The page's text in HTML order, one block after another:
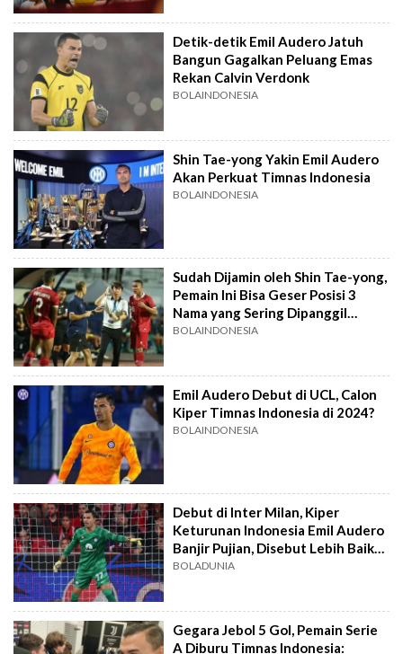
Detik-detik Emil Audero Jatuh
Bangun Gagalkan Peluang Emas
Rekan Calvin Verdonk
BOLAINDONESIA
Shin Tae-yong Yakin Emil Audero
Akan Perkuat Timnas Indonesia
BOLAINDONESIA
Sudah Dijamin oleh Shin Tae-yong,
Pemain Ini Bisa Geser Posisi 3
Nama yang Sering Dipanggil
Timnas Indonesia
BOLAINDONESIA
Emil Audero Debut di UCL, Calon
Kiper Timnas Indonesia di 2024?
BOLAINDONESIA
Debut di Inter Milan, Kiper
Keturunan Indonesia Emil Audero
Banjir Pujian, Disebut Lebih Baik
dari Sosok ini
BOLADUNIA
Gegara Jebol 5 Gol, Pemain Serie
A Diburu Timnas Indonesia: